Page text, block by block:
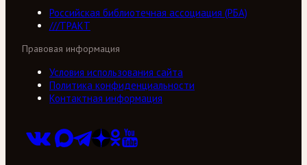
Российская библиотечная ассоциация (РБА)
///ТРАКТ
Правовая информация
Условия использования сайта
Политика конфиденциальности
Контактная информация